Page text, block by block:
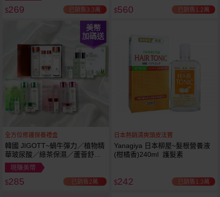
$269 已銷售3.3萬 $560 已銷售1.2萬
美幣
加碼送
全方位修護保養禮盒
韓國 JIGOTT~蝸牛彈力／植物精
華玻尿酸／綠茶保濕／蘆薈舒緩
修復 禮盒(5件組) 款式可選 化妝
水+乳液+面霜
現賺美幣
$285 已銷售2萬
日本熱銷清爽頭皮法寶
Yanagiya 日本柳屋~髮根營養液
(柑橘香)240ml 護髮素
$242 已銷售1.3萬